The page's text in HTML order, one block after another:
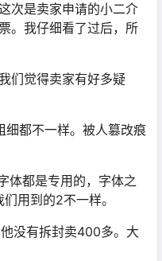
次是卖家申请的小二介
。我仔细看了过后，所
们觉得卖家有好多疑
细都不一样。被人篡改痕
体都是专用的，字体之
用到的2不一样。
没有拆封卖400多。大